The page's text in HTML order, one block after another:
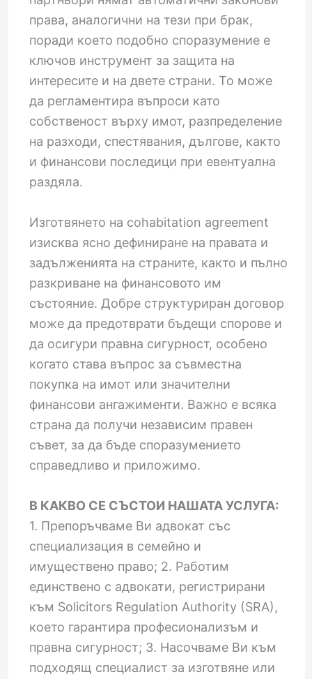
права, аналогични на тези при брак,
поради което подобно споразумение е
ключов инструмент за защита на
интересите и на двете страни. То може
да регламентира въпроси като
собственост върху имот, разпределение
на разходи, спестявания, дългове, както
и финансови последици при евентуална
раздяла.
Изготвянето на cohabitation agreement
изисква ясно дефиниране на правата и
задълженията на страните, както и пълно
разкриване на финансовото им
състояние. Добре структуриран договор
може да предотврати бъдещи спорове и
да осигури правна сигурност, особено
когато става въпрос за съвместна
покупка на имот или значителни
финансови ангажименти. Важно е всяка
страна да получи независим правен
съвет, за да бъде споразумението
справедливо и приложимо.
В КАКВО СЕ СЪСТОИ НАШАТА УСЛУГА:
1. Препоръчваме Ви адвокат със
специализация в семейно и
имуществено право; 2. Работим
единствено с адвокати, регистрирани
към Solicitors Regulation Authority (SRA),
което гарантира професионализъм и
правна сигурност; 3. Насочваме Ви към
подходящ специалист за изготвяне или